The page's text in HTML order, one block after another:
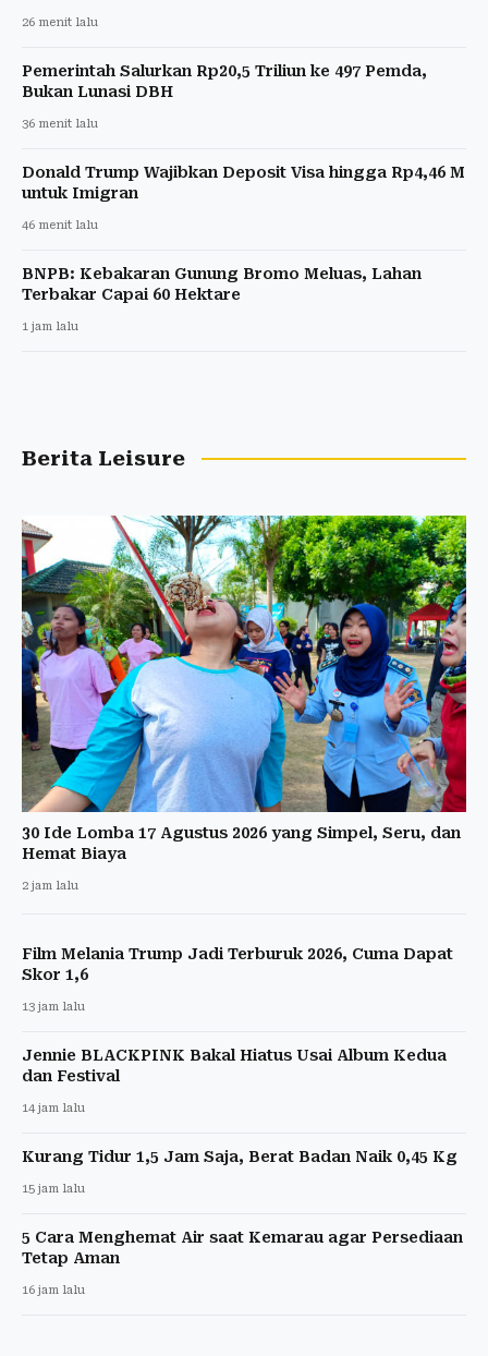
26 menit lalu
Pemerintah Salurkan Rp20,5 Triliun ke 497 Pemda,
Bukan Lunasi DBH
36 menit lalu
Donald Trump Wajibkan Deposit Visa hingga Rp4,46 M
untuk Imigran
46 menit lalu
BNPB: Kebakaran Gunung Bromo Meluas, Lahan
Terbakar Capai 60 Hektare
1 jam lalu
Berita Leisure
30 Ide Lomba 17 Agustus 2026 yang Simpel, Seru, dan
Hemat Biaya
2 jam lalu
Film Melania Trump Jadi Terburuk 2026, Cuma Dapat
Skor 1,6
13 jam lalu
Jennie BLACKPINK Bakal Hiatus Usai Album Kedua
dan Festival
14 jam lalu
Kurang Tidur 1,5 Jam Saja, Berat Badan Naik 0,45 Kg
15 jam lalu
5 Cara Menghemat Air saat Kemarau agar Persediaan
Tetap Aman
16 jam lalu